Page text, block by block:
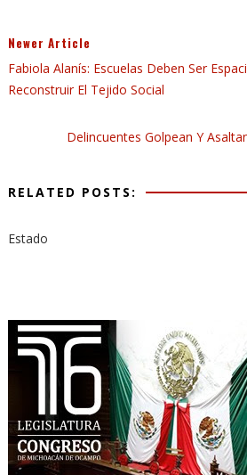
Newer Article
Fabiola Alanís: Escuelas Deben Ser
Reconstruir El Tejido Social
Delincuentes Golpean Y
RELATED POSTS:
Estado